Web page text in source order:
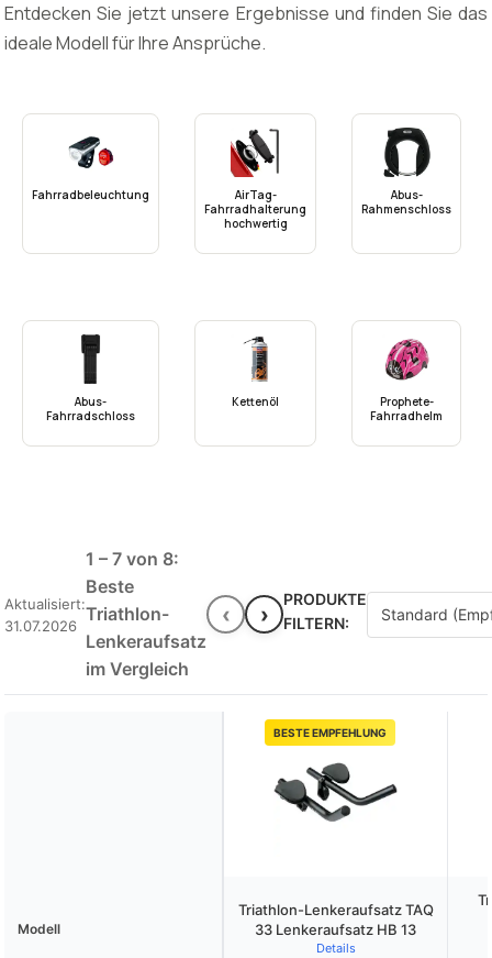
Entdecken Sie jetzt unsere Ergebnisse und finden Sie das
ideale Modell für Ihre Ansprüche.
Fahrradbeleuchtung
AirTag-
Fahrradhalterung
hochwertig
Abus-
Rahmenschloss
Abus-
Fahrradschloss
Kettenöl
Prophete-
Fahrradhelm
Aktualisiert:
31.07.2026
1 – 7 von 8:
Beste
Triathlon-
Lenkeraufsatz
im Vergleich
‹ ›
PRODUKTE
FILTERN:
BESTE EMPFEHLUNG
Modell
Triathlon-Lenkeraufsatz TAQ
33 Lenkeraufsatz HB 13
Details